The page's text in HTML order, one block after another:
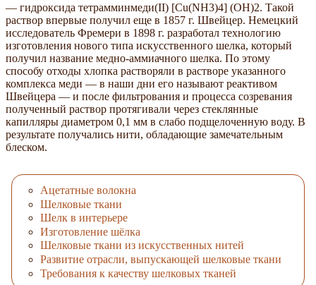
— гидроксида тетрамминмеди(II) [Cu(NH3)4] (ОН)2. Такой
раствор впервые получил еще в 1857 г. Швейцер. Немецкий
исследователь Фремери в 1898 г. разработал технологию
изготовления нового типа искусственного шелка, который
получил название медно-аммиачного шелка. По этому
способу отходы хлопка растворяли в растворе указанного
комплекса меди — в наши дни его называют реактивом
Швейцера — и после фильтрования и процесса созревания
полученный раствор протягивали через стеклянные
капилляры диаметром 0,1 мм в слабо подщелоченную воду. В
результате получались нити, обладающие замечательным
блеском.
Ацетатные волокна
Шелковые ткани
Шелк в интерьере
Изготовление шёлка
Шелковые ткани из искусственных нитей
Развитие отрасли, выпускающей шелковые ткани
Требования к качеству шелковых тканей